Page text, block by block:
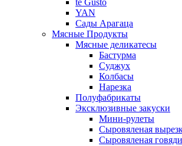
te Gusto
YAN
Сады Арагаца
Мясные Продукты
Мясные деликатесы
Бастурма
Суджух
Колбасы
Нарезка
Полуфабрикаты
Эксклюзивные закуски
Мини-рулеты
Сыровяленая
Сыровяленая